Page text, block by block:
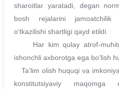
sharoitlar yaratadi, degan
bosh rejalarini jamoatchilik
oʻtkazilishi shartligi qayd etildi.
Har kim qulay atrof-
ishonchli axborotga ega boʻlish
Taʼlim olish huquqi va
konstitutsiyaviy maqomga